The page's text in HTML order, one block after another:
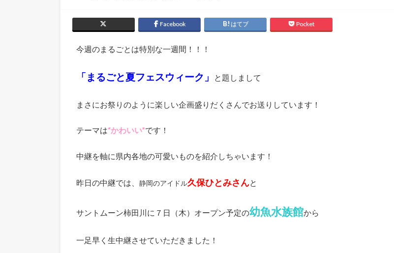
Facebook はてブ Pocket
今週のまるごとは特別な一週間！！！
「まるごと夏フェスウィーク」 と題しまして
まさにお祭りのように楽しい企画盛りだくさんでお送りしています！
テーマは“かわいい”です！
中継を軸に県内各地の可愛いものを紹介しちゃいます！
昨日の中継では、 静岡のアイドル久保ひとみさんと
サントムーン柿田川に７日（木）オープン予定の幼魚水族館から
一足早く生中継させていただきました！